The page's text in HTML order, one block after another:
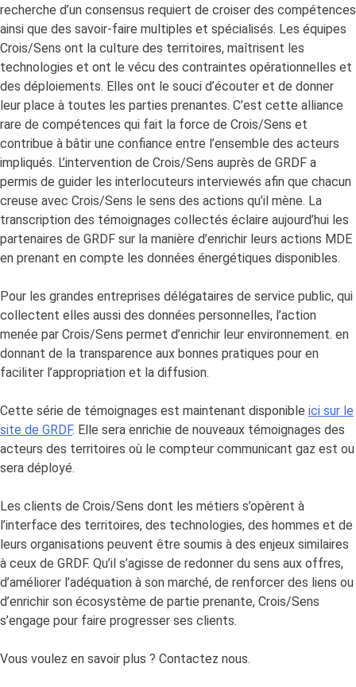
recherche d’un consensus requiert de croiser des compétences
ainsi que des savoir-faire multiples et spécialisés. Les équipes
Crois/Sens ont la culture des territoires, maîtrisent les
technologies et ont le vécu des contraintes opérationnelles et
des déploiements. Elles ont le souci d’écouter et de donner
leur place à toutes les parties prenantes. C’est cette alliance
rare de compétences qui fait la force de Crois/Sens et
contribue à bâtir une confiance entre l’ensemble des acteurs
impliqués. L’intervention de Crois/Sens auprès de GRDF a
permis de guider les interlocuteurs interviewés afin que chacun
creuse avec Crois/Sens le sens des actions qu’il mène. La
transcription des témoignages collectés éclaire aujourd’hui les
partenaires de GRDF sur la manière d’enrichir leurs actions MDE
en prenant en compte les données énergétiques disponibles.
Pour les grandes entreprises délégataires de service public, qui
collectent elles aussi des données personnelles, l’action
menée par Crois/Sens permet d’enrichir leur environnement. en
donnant de la transparence aux bonnes pratiques pour en
faciliter l’appropriation et la diffusion.
Cette série de témoignages est maintenant disponible ici sur le
site de GRDF. Elle sera enrichie de nouveaux témoignages des
acteurs des territoires où le compteur communicant gaz est ou
sera déployé.
Les clients de Crois/Sens dont les métiers s’opèrent à
l’interface des territoires, des technologies, des hommes et de
leurs organisations peuvent être soumis à des enjeux similaires
à ceux de GRDF. Qu’il s’agisse de redonner du sens aux offres,
d’améliorer l’adéquation à son marché, de renforcer des liens ou
d’enrichir son écosystème de partie prenante, Crois/Sens
s’engage pour faire progresser ses clients.
Vous voulez en savoir plus ? Contactez nous.